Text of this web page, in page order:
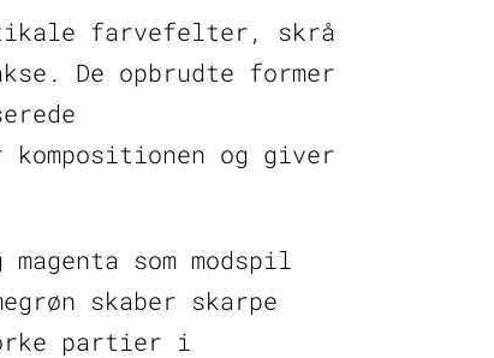
farvefelter, skrå
De opbrudte former
og giver
som modspil
skaber skarpe
partier i